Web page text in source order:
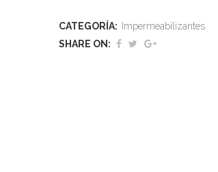
CATEGORÍA:
Impermeabilizantes
SHARE ON: